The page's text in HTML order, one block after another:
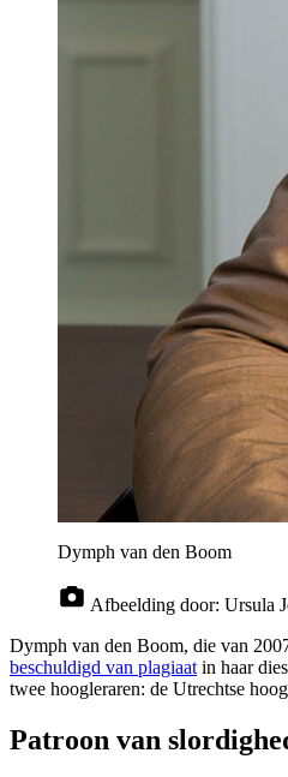
Dymph van den Boom
Afbeelding door: Ursula
Dymph van den Boom, die van
beschuldigd van plagiaat in haar
twee hoogleraren: de Utrechtse
Patroon van